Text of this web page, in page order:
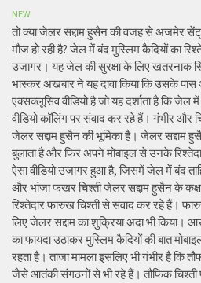
NEW
तो क्या जेलर सद्दाम हुसैन की वजह से अजमेर
मौज हो रही है? जेल में बंद मुस्लिम कैदियों का
उजागर। यह जेल की सुरक्षा के लिए खतरनाक
भास्कर अखबार ने यह दावा किया कि उसके
एक्सक्लूसिव वीडियो है जो यह दर्शाता है कि जेल
वीडियो कॉलिंग पर संवाद कर रहे हैं। गंभीर और
जेलर सद्दाम हुसैन की भूमिका है। जेलर सद्दाम
बुलाता है और फिर अपने मोबाइल से उनके
ऐसा वीडियो उजागर हुआ है, जिसमें जेल में बंद
और भांजा फखर चिश्ती जेलर सद्दाम हुसैन के
रिश्तेदार फारुख चिश्ती से संवाद कर रहे हैं।
लिए जेलर सद्दाम का शुक्रिया अदा भी किया।
का फायदा उठाकर मुस्लिम कैदियों की बात
रहता है। ताजा मामला इसलिए भी गंभीर है कि
जैसे आतंकी संगठनों से भी रहे हैं। तौफिक